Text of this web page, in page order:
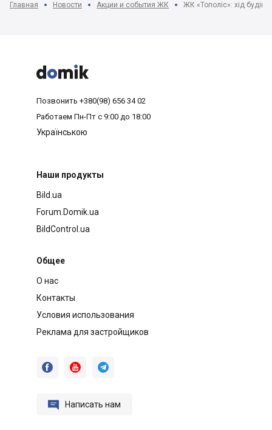
Главная Новости Акции и события ЖК ЖК «Тополіс»: хід



Позвонить +380(98) 656 34 02
Работаем Пн-Пт с 9:00 до 18:00
Українською
Наши продукты
Bild.ua
Forum.Domik.ua
BildControl.ua
Общее
О нас
Контакты
Условия использования
Реклама для застройщиков
  
 Написать нам